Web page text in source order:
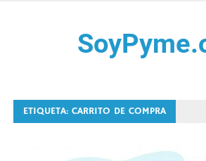
ETIQUETA:CARRITO DE COMPRA